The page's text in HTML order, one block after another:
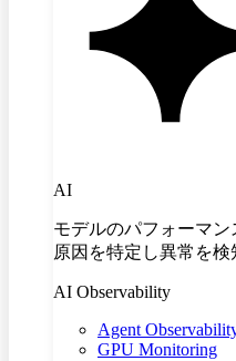
AI
モデルのパフォーマ
原因を特定し異常を検
AI Observability
Agent
GPU Monitoring